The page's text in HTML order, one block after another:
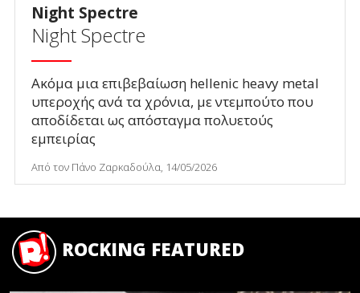
Night Spectre
Night Spectre
Ακόμα μια επιβεβαίωση hellenic heavy metal
υπεροχής ανά τα χρόνια, με ντεμπούτο που
αποδίδεται ως απόσταγμα πολυετούς
εμπειρίας
Από τον Πάνο Ζαρκαδούλα, 14/05/2026
ROCKING FEATURED